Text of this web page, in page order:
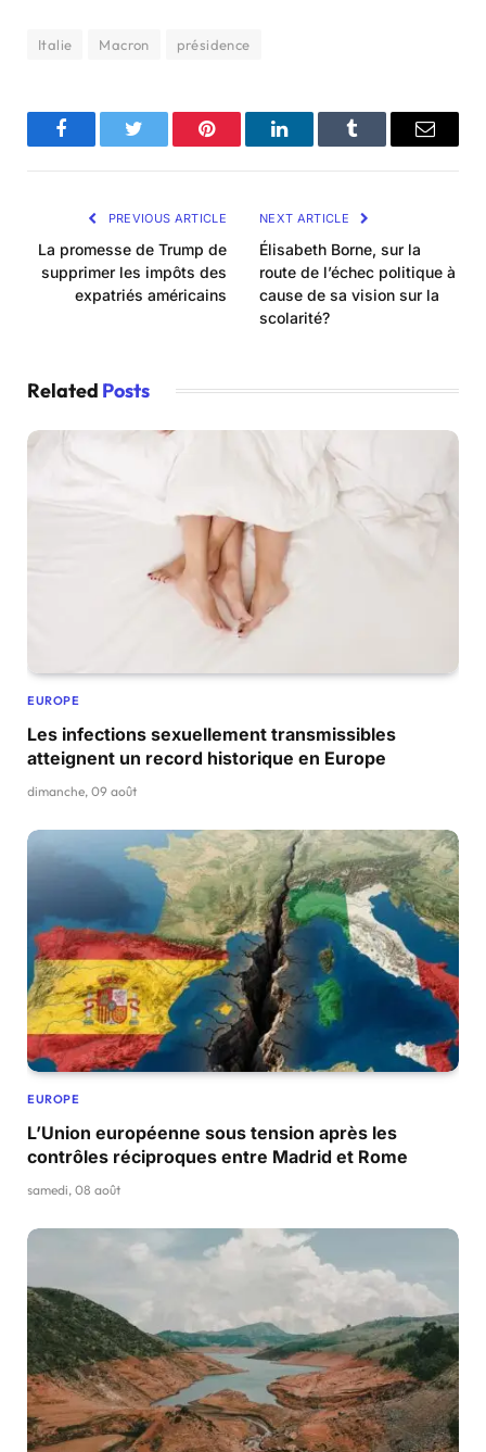
Italie Macron présidence
FacebookTwitter Pinterest LinkedInTumblr Email
PREVIOUS ARTICLE
La promesse de Trump de
supprimer les impôts des
expatriés américains
NEXT ARTICLE
Élisabeth Borne, sur la
route de l’échec politique à
cause de sa vision sur la
scolarité?
Related Posts
EUROPE
Les infections sexuellement transmissibles
atteignent un record historique en Europe
dimanche, 09 août
EUROPE
L’Union européenne sous tension après les
contrôles réciproques entre Madrid et Rome
samedi, 08 août